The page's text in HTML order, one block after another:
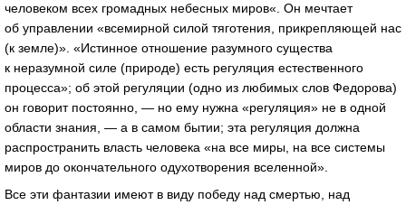
человеком всех громадных небесных миров«. Он мечтает
об управлении «всемирной силой тяготения, прикрепляющей нас
(к земле)». «Истинное отношение разумного существа
к неразумной силе (природе) есть регуляция естественного
процесса»; об этой регуляции (одно из любимых слов Федорова)
он говорит постоянно, — но ему нужна «регуляция» не в одной
области знания, — а в самом бытии; эта регуляция должна
распространить власть человека «на все миры, на все системы
миров до окончательного одухотворения вселенной».
Все эти фантазии имеют в виду победу над смертью, над